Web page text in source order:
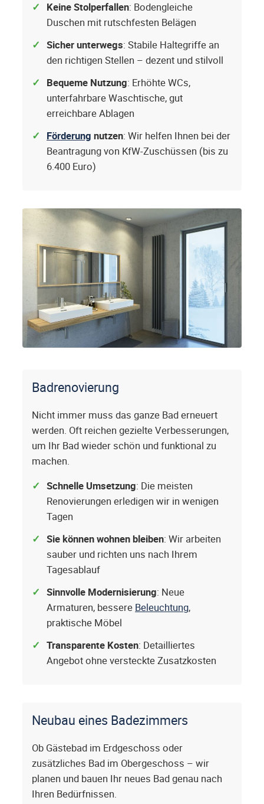
Keine Stolperfallen: Bodengleiche
Duschen mit rutschfesten Belägen
Sicher unterwegs: Stabile Haltegriffe an
den richtigen Stellen – dezent und stilvoll
Bequeme Nutzung: Erhöhte WCs,
unterfahrbare Waschtische, gut
erreichbare Ablagen
Förderung nutzen: Wir helfen Ihnen bei der
Beantragung von KfW-Zuschüssen (bis zu
6.400 Euro)
Badrenovierung
Nicht immer muss das ganze Bad erneuert
werden. Oft reichen gezielte Verbesserungen,
um Ihr Bad wieder schön und funktional zu
machen.
Schnelle Umsetzung: Die meisten
Renovierungen erledigen wir in wenigen
Tagen
Sie können wohnen bleiben: Wir arbeiten
sauber und richten uns nach Ihrem
Tagesablauf
Sinnvolle Modernisierung: Neue
Armaturen, bessere Beleuchtung,
praktische Möbel
Transparente Kosten: Detailliertes
Angebot ohne versteckte Zusatzkosten
Neubau eines Badezimmers
Ob Gästebad im Erdgeschoss oder
zusätzliches Bad im Obergeschoss – wir
planen und bauen Ihr neues Bad genau nach
Ihren Bedürfnissen.